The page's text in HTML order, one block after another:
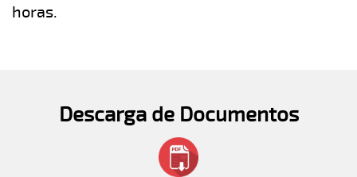
horas.
Descarga de Documentos